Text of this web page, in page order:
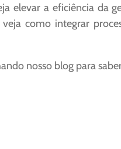
elevar a eficiência da
como integrar
nosso blog para